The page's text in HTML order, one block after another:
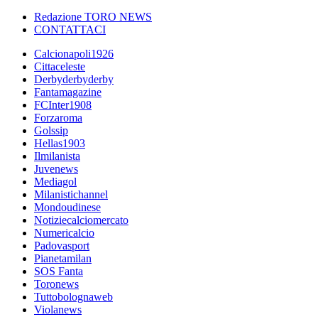
Redazione TORO NEWS
CONTATTACI
Calcionapoli1926
Cittaceleste
Derbyderbyderby
Fantamagazine
FCInter1908
Forzaroma
Golssip
Hellas1903
Ilmilanista
Juvenews
Mediagol
Milanistichannel
Mondoudinese
Notiziecalciomercato
Numericalcio
Padovasport
Pianetamilan
SOS Fanta
Toronews
Tuttobolognaweb
Violanews